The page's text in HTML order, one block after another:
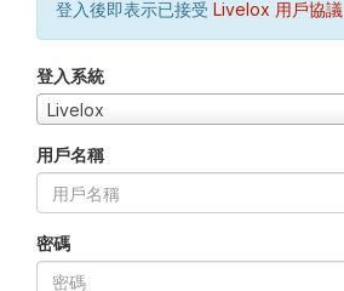
登入後即表示已接受 Livelox 用戶協議
登入系統
Livelox
用戶名稱
密碼